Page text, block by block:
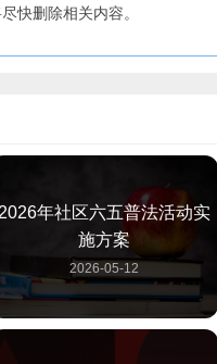
快删除相关内容。
2026年社区六五普法活动实
施方案
2026-05-12